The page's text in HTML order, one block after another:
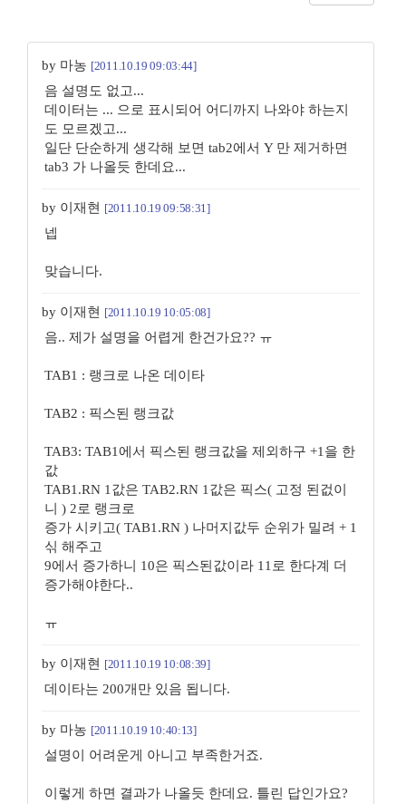
by 마농 [2011.10.19 09:03:44]
음 설명도 없고...
데이터는 ... 으로 표시되어 어디까지 나와야 하는지
도 모르겠고...
일단 단순하게 생각해 보면 tab2에서 Y 만 제거하면
tab3 가 나올듯 한데요...
by 이재현 [2011.10.19 09:58:31]
넵
맞습니다.
by 이재현 [2011.10.19 10:05:08]
음.. 제가 설명을 어렵게 한건가요?? ㅠ
TAB1 : 랭크로 나온 데이타
TAB2 : 픽스된 랭크값
TAB3: TAB1에서 픽스된 랭크값을 제외하구 +1을 한
값
TAB1.RN 1값은 TAB2.RN 1값은 픽스( 고정 된겂이
니 ) 2로 랭크로
증가 시키고( TAB1.RN ) 나머지값두 순위가 밀려 + 1
싞 해주고
9에서 증가하니 10은 픽스된값이라 11로 한다계 더
증가해야한다..
ㅠ
by 이재현 [2011.10.19 10:08:39]
데이타는 200개만 있음 됩니다.
by 마농 [2011.10.19 10:40:13]
설명이 어려운게 아니고 부족한거죠.
이렇게 하면 결과가 나올듯 한데요. 틀린 답인가요?